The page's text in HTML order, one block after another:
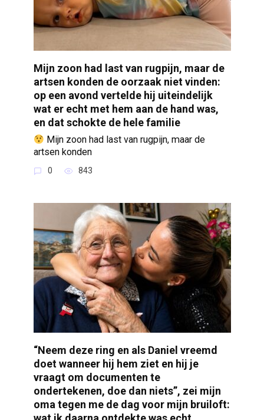
Mijn zoon had last van rugpijn, maar de
artsen konden de oorzaak niet vinden:
op een avond vertelde hij uiteindelijk
wat er echt met hem aan de hand was,
en dat schokte de hele familie
Mijn zoon had last van rugpijn, maar de
artsen konden
0 843
“Neem deze ring en als Daniel vreemd
doet wanneer hij hem ziet en hij je
vraagt om documenten te
ondertekenen, doe dan niets”, zei mijn
oma tegen me de dag voor mijn bruiloft: